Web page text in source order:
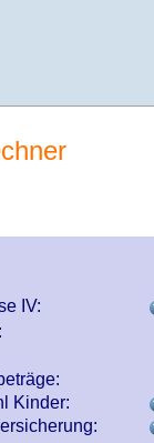
IV:
Kinder: